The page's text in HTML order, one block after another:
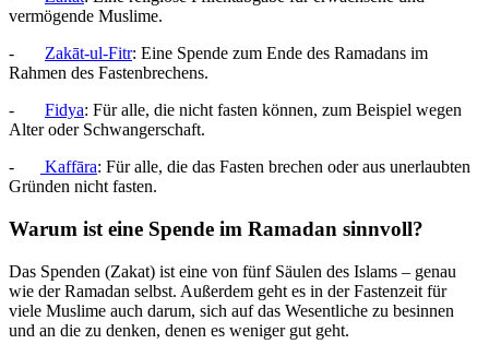
vermögende Muslime.
- Zakāt-ul-Fitr: Eine Spende zum Ende des Ramadans im
Rahmen des Fastenbrechens.
- Fidya: Für alle, die nicht fasten können, zum Beispiel wegen
Alter oder Schwangerschaft.
-
Kaffāra: Für alle, die das Fasten brechen oder aus unerlaubten
Gründen nicht fasten.
Warum ist eine Spende im Ramadan sinnvoll?
Das Spenden (Zakat) ist eine von fünf Säulen des Islams – genau
wie der Ramadan selbst. Außerdem geht es in der Fastenzeit für
viele Muslime auch darum, sich auf das Wesent­liche zu besinnen
und an die zu denken, denen es weniger gut geht.